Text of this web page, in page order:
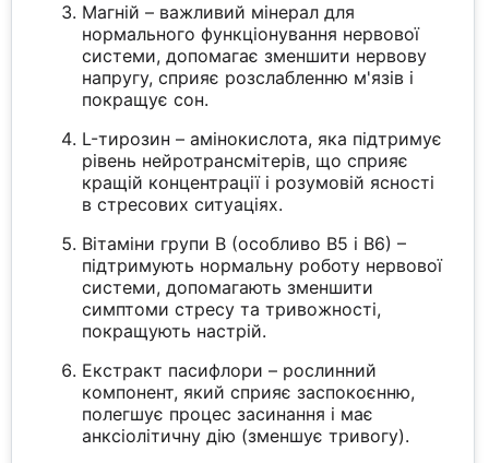
Магній – важливий мінерал для
нормального функціонування нервової
системи, допомагає зменшити нервову
напругу, сприяє розслабленню м'язів і
покращує сон.
L-тирозин – амінокислота, яка підтримує
рівень нейротрансмітерів, що сприяє
кращій концентрації і розумовій ясності
в стресових ситуаціях.
Вітаміни групи B (особливо B5 і B6) –
підтримують нормальну роботу нервової
системи, допомагають зменшити
симптоми стресу та тривожності,
покращують настрій.
Екстракт пасифлори – рослинний
компонент, який сприяє заспокоєнню,
полегшує процес засинання і має
анксіолітичну дію (зменшує тривогу).